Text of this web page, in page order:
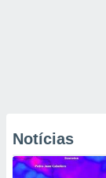
Notícias